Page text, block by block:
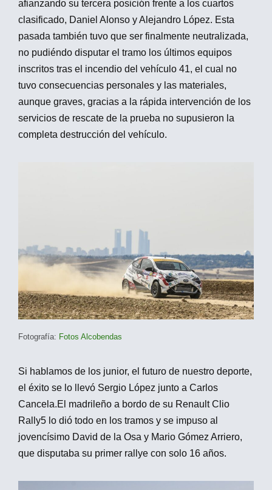
afianzando su tercera posición frente a los cuartos
clasificado, Daniel Alonso y Alejandro López. Esta
pasada también tuvo que ser finalmente neutralizada,
no pudiéndo disputar el tramo los últimos equipos
inscritos tras el incendio del vehículo 41, el cual no
tuvo consecuencias personales y las materiales,
aunque graves, gracias a la rápida intervención de los
servicios de rescate de la prueba no supusieron la
completa destrucción del vehículo.
Fotografía: Fotos Alcobendas
Si hablamos de los junior, el futuro de nuestro deporte,
el éxito se lo llevó Sergio López junto a Carlos
Cancela.El madrileño a bordo de su Renault Clio
Rally5 lo dió todo en los tramos y se impuso al
jovencísimo David de la Osa y Mario Gómez Arriero,
que disputaba su primer rallye con solo 16 años.